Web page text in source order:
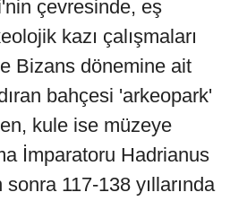
çevresinde, eş
kazı çalışmaları
Bizans dönemine ait
bahçesi 'arkeopark'
kule ise müzeye
İmparatoru Hadrianus
117-138 yıllarında